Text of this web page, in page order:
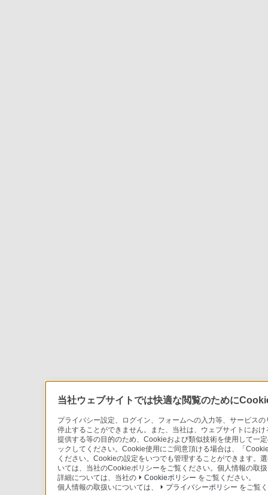
当社ウェブサイトでは快適な閲覧のために
プライバシー設定、ログイン、フォームへの入力等、サービス
停止することができません。また、当社は、ウェブサイトにお
提供する等の目的のため、Cookieおよび類似技術を使用して一
ックしてください。Cookie使用にご同意頂ける場合は、「
ください。Cookieの設定をいつでも管理することができます。
いては、当社のCookieポリシーをご覧ください。個人情報の取
詳細については、当社の
Cookieポリシー をご覧ください。
個人情報の取扱いについては、
プライバシーポリシー をご覧